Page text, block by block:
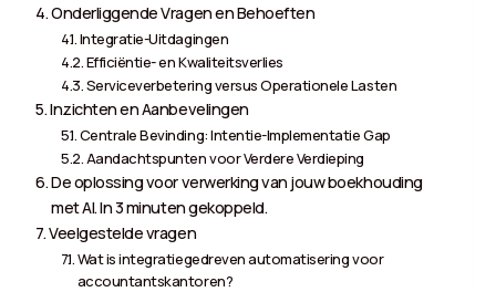
Onderliggende Vragen en Behoeften
Integratie-Uitdagingen
Efficiëntie- en Kwaliteitsverlies
Serviceverbetering versus Operationele Lasten
Inzichten en Aanbevelingen
Centrale Bevinding: Intentie-Implementatie Gap
Aandachtspunten voor Verdere Verdieping
De oplossing voor verwerking van jouw boekhouding
met AI. In 3 minuten gekoppeld.
Veelgestelde vragen
Wat is integratiegedreven automatisering voor
accountantskantoren?